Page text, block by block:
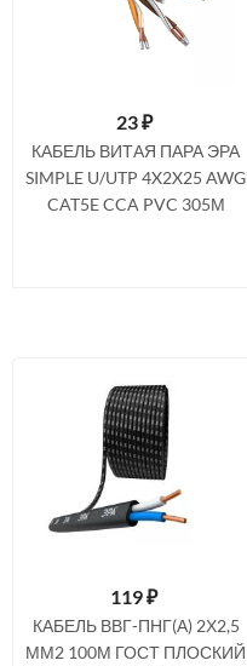
23₽
КАБЕЛЬ ВИТАЯ ПАРА ЭРА
SIMPLE U/UTP 4X2X25 AWG
CAT5E CCA PVC 305М
119₽
КАБЕЛЬ ВВГ-ПНГ(А) 2Х2,5
ММ2 100М ГОСТ ПЛОСКИЙ